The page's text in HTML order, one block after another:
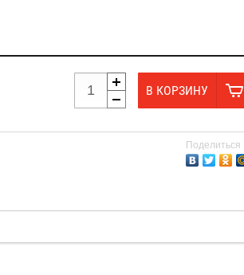
В КОРЗИНУ
Поделиться